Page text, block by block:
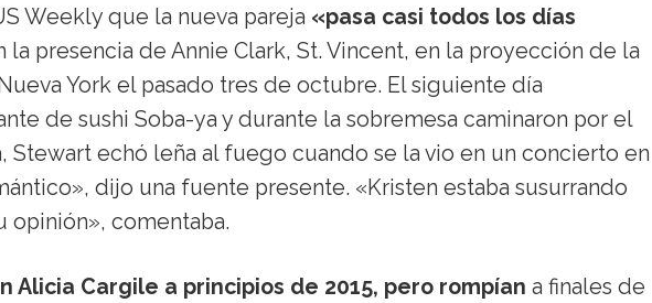
Weekly que la nueva pareja «pasa casi todos los días
la presencia de Annie Clark, St. Vincent, en la proyección de la
York el pasado tres de octubre. El siguiente día
de sushi Soba-ya y durante la sobremesa caminaron por el
Stewart echó leña al fuego cuando se la vio en un concierto en
dijo una fuente presente. «Kristen estaba susurrando
opinión», comentaba.
Alicia Cargile a principios de 2015, pero rompían a finales de